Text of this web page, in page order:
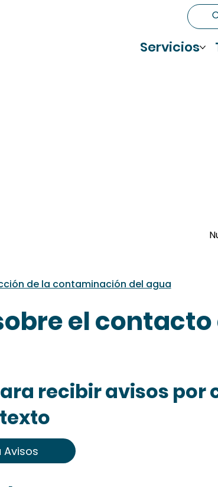
Servicios
de la contaminación del agua
el contacto
recibir avisos por
Avisos